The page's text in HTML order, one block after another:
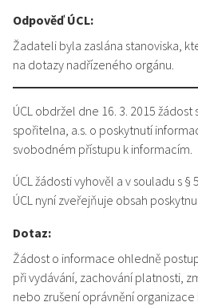
Odpověď ÚCL:
Žadateli byla zaslána stanoviska,
na dotazy nadřízeného orgánu.
ÚCL obdržel dne 16. 3. 2015 žádost
spořitelna, a.s. o poskytnutí
svobodném přístupu k informacím.
ÚCL žádosti vyhověl a v souladu s
ÚCL nyní zveřejňuje obsah
Dotaz:
Žádost o informace ohledně
při vydávání, zachování platnosti,
nebo zrušení oprávnění